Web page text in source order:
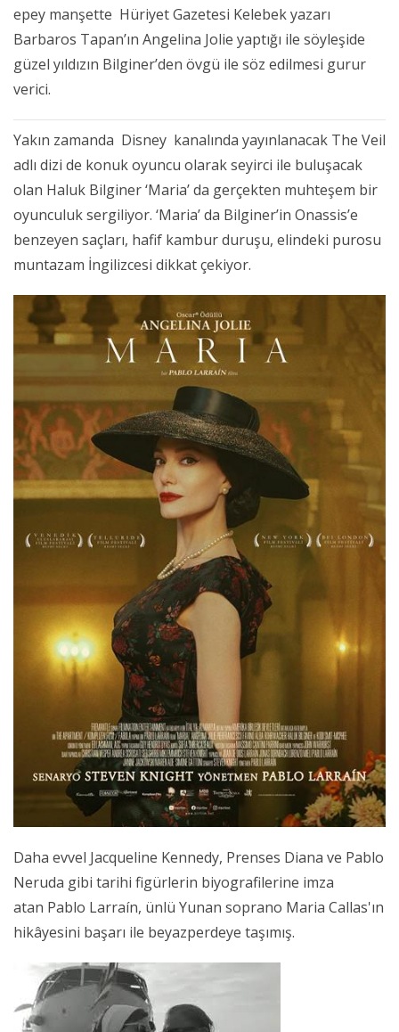
epey manşette Hüriyet Gazetesi Kelebek yazarı
Barbaros Tapan’ın Angelina Jolie yaptığı ile söyleşide
güzel yıldızın Bilginer’den övgü ile söz edilmesi gurur
verici.
Yakın zamanda Disney kanalında yayınlanacak The Veil
adlı dizi de konuk oyuncu olarak seyirci ile buluşacak
olan Haluk Bilginer ‘Maria’ da gerçekten muhteşem bir
oyunculuk sergiliyor. ‘Maria’ da Bilginer’in Onassis’e
benzeyen saçları, hafif kambur duruşu, elindeki purosu
muntazam İngilizcesi dikkat çekiyor.
Daha evvel Jacqueline Kennedy, Prenses Diana ve Pablo
Neruda gibi tarihi figürlerin biyografilerine imza
atan Pablo Larraín, ünlü Yunan soprano Maria Callas'ın
hikâyesini başarı ile beyazperdeye taşımış.